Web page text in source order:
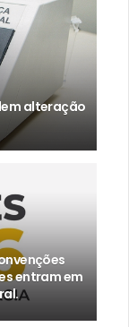
alteração
entram em